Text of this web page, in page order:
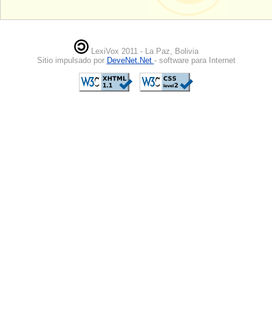
LexiVox 2011 - La Paz, Bolivia
Sitio impulsado por DeveNet.Net - software para Internet